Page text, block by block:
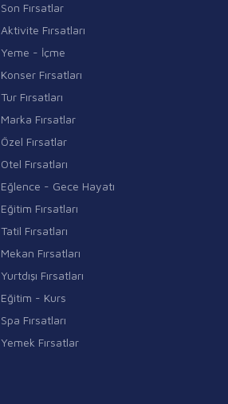
Son Fırsatlar
Aktivite Fırsatları
Yeme - İçme
Konser Fırsatları
Tur Fırsatları
Marka Fırsatlar
Özel Fırsatlar
Otel Fırsatları
Eğlence - Gece Hayatı
Eğitim Fırsatları
Tatil Fırsatları
Mekan Fırsatları
Yurtdışı Fırsatları
Eğitim - Kurs
Spa Fırsatları
Yemek Fırsatlar